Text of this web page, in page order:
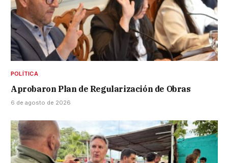
POLÍTICA
Aprobaron Plan de Regularización de Obras
6 de agosto de 2026